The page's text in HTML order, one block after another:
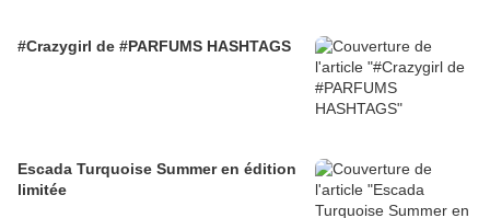
#Crazygirl de #PARFUMS HASHTAGS
Escada Turquoise Summer en édition
limitée